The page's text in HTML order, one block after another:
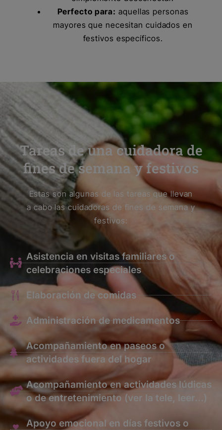
Perfecto para: aquellas personas
mayores que necesitan cuidados en
festivos específicos.
Tareas de una cuidadora de
fines de semana y festivos
Estas son algunas de las tareas que llevan
a cabo las cuidadoras de fines de semana y
festivos:
Asistencia en visitas familiares o
celebraciones especiales
Elaboración de comidas
Administración de medicamentos
Acompañamiento en paseos o
actividades fuera del hogar
Acompañamiento en actividades lúdicas
o de entretenimiento (ver la tele, leer…)
Apoyo emocional en días festivos o